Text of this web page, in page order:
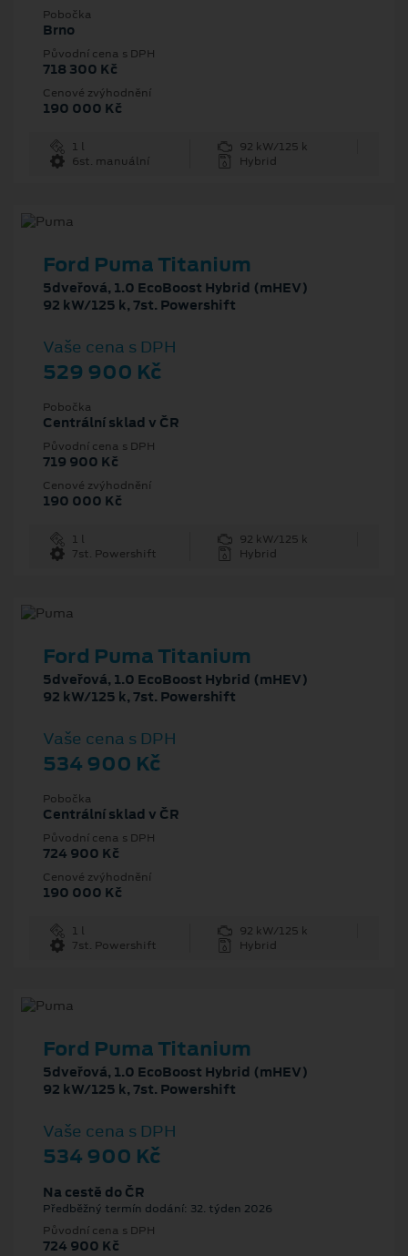
Pobočka
Brno
Původní cena s DPH
718 300 Kč
Cenové zvýhodnění
190 000 Kč
1 l
92 kW/125 k
6st. manuální
Hybrid
Ford Puma Titanium
5dveřová, 1.0 EcoBoost Hybrid (mHEV)
92 kW/125 k, 7st. Powershift
Vaše cena s DPH
529 900 Kč
Pobočka
Centrální sklad v ČR
Původní cena s DPH
719 900 Kč
Cenové zvýhodnění
190 000 Kč
1 l
92 kW/125 k
7st. Powershift
Hybrid
Ford Puma Titanium
5dveřová, 1.0 EcoBoost Hybrid (mHEV)
92 kW/125 k, 7st. Powershift
Vaše cena s DPH
534 900 Kč
Pobočka
Centrální sklad v ČR
Původní cena s DPH
724 900 Kč
Cenové zvýhodnění
190 000 Kč
1 l
92 kW/125 k
7st. Powershift
Hybrid
Ford Puma Titanium
5dveřová, 1.0 EcoBoost Hybrid (mHEV)
92 kW/125 k, 7st. Powershift
Vaše cena s DPH
534 900 Kč
Na cestě do ČR
Předběžný termín dodání: 32. týden 2026
Původní cena s DPH
724 900 Kč